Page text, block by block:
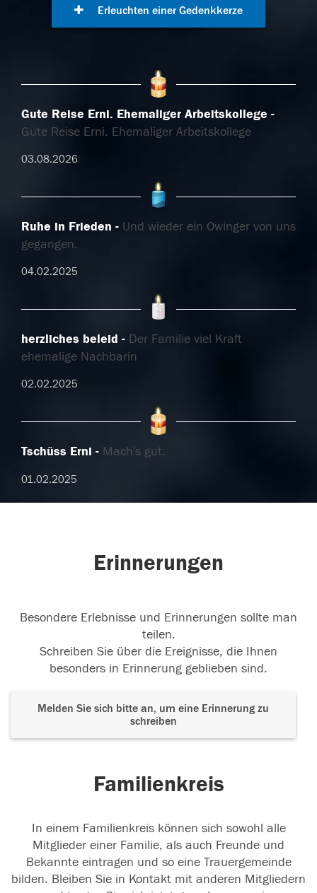
Erleuchten einer Gedenkkerze
Gute Reise Erni. Ehemaliger Arbeitskollege
Gute Reise Erni. Ehemaliger Arbeitskollege
03.08.2026
Ruhe in Frieden
Und wieder ein Owinger von uns
gegangen.
04.02.2025
herzliches beleid
Der Familie viel Kraft
ehemalige Nachbarin
02.02.2025
Tschüss Erni Mach's gut.
01.02.2025
Erinnerungen
Besondere Erlebnisse und Erinnerungen sollte man
teilen.
Schreiben Sie über die Ereignisse, die Ihnen
besonders in Erinnerung geblieben sind.
Melden Sie sich bitte an, um eine Erinnerung zu
schreiben
Familienkreis
In einem Familienkreis können sich sowohl alle
Mitglieder einer Familie, als auch Freunde und
Bekannte eintragen und so eine Trauergemeinde
bilden. Bleiben Sie in Kontakt mit anderen Mitgliedern